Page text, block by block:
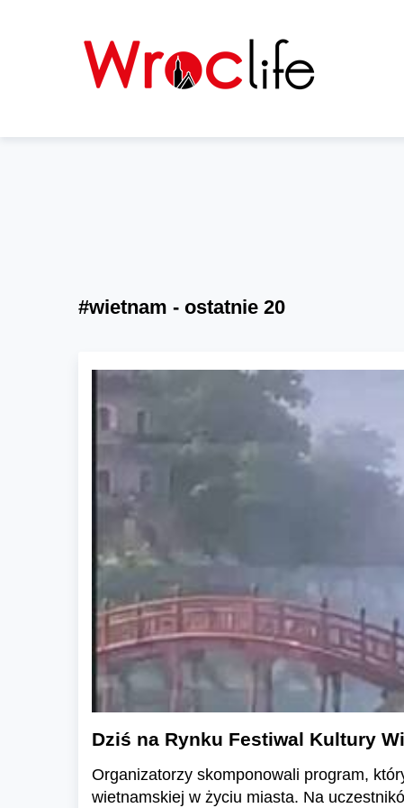
#wietnam - ostatnie 20
Dziś na Rynku Festiwal Kultury
Organizatorzy skomponowali program,
wietnamskiej w życiu miasta. Na